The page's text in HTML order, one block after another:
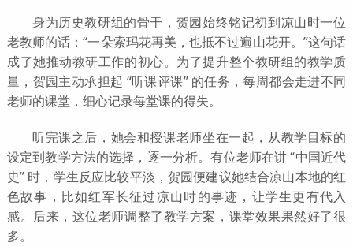
身为历史教研组的骨干，贺园始终铭记初到凉山时一位
老教师的话：“一朵索玛花再美，也抵不过遍山花开。”这句话
成了她推动教研工作的初心。为了提升整个教研组的教学质
量，贺园主动承担起 “听课评课” 的任务，每周都会走进不同
老师的课堂，细心记录每堂课的得失。
听完课之后，她会和授课老师坐在一起，从教学目标的
设定到教学方法的选择，逐一分析。有位老师在讲 “中国近代
史” 时，学生反应比较平淡，贺园便建议她结合凉山本地的红
色故事，比如红军长征过凉山时的事迹，让学生更有代入
感。后来，这位老师调整了教学方案，课堂效果果然好了很
多。